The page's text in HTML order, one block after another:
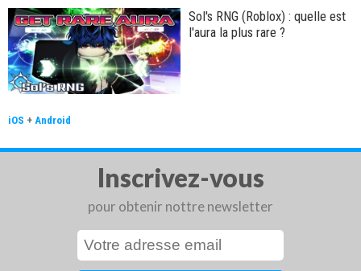
Sol's RNG (Roblox) : quelle est
l'aura la plus rare ?
iOS + Android
Inscrivez-vous
pour obtenir nottre newsletter